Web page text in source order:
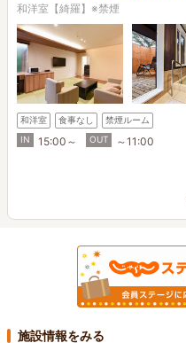
和洋室【綺羅】※禁煙
和洋室 食事なし
禁煙ルーム
IN
15:00～ OUT ～11:00
施設情報をみる